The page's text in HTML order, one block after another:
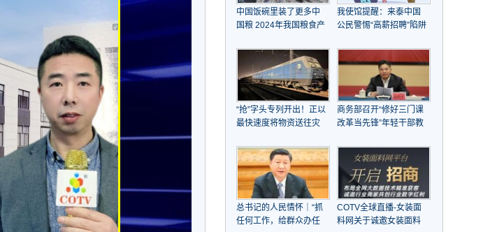
中国饭碗里装了更多中
国粮 2024年我国粮食产
我使馆提醒：来泰中国
公民警惕“高薪招聘”陷阱
“抢”字头专列开出！正以
最快速度将物资送往灾
商务部召开“修好三门课
改革当先锋”年轻干部教
总书记的人民情怀｜“抓
任何工作，给群众办任
COTV全球直播-女装面
料网关于诚邀女装面料